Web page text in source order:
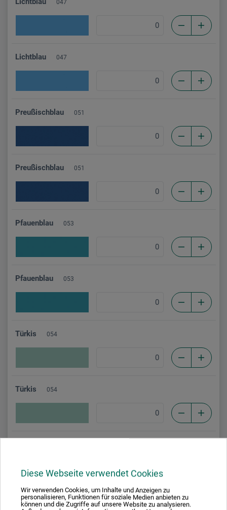
Diese Webseite verwendet Cookies
Wir verwenden Cookies, um Inhalte und Anzeigen zu
personalisieren, Funktionen für soziale Medien anbieten zu
können und die Zugriffe auf unsere Website zu analysieren.
047
Lichtblau 047
Preußischblau 051
Preußischblau 051
Pfauenblau 053
Pfauenblau 053
Türkis 054
Türkis 054
Viridian 061